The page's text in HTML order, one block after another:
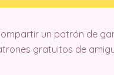
un patrón de
gratuitos de